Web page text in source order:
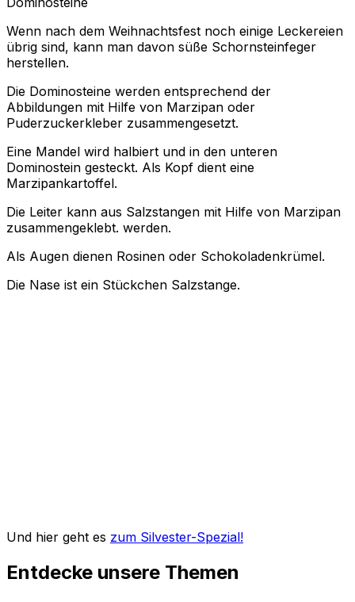
Wenn nach dem Weihnachtsfest noch einige Leckereien
übrig sind, kann man davon süße Schornsteinfeger
herstellen.
Die Dominosteine werden entsprechend der
Abbildungen mit Hilfe von Marzipan oder
Puderzuckerkleber zusammengesetzt.
Eine Mandel wird halbiert und in den unteren
Dominostein gesteckt. Als Kopf dient eine
Marzipankartoffel.
Die Leiter kann aus Salzstangen mit Hilfe von Marzipan
zusammengeklebt. werden.
Als Augen dienen Rosinen oder Schokoladenkrümel.
Die Nase ist ein Stückchen Salzstange.
Und hier geht es zum Silvester-Spezial!
Entdecke unsere Themen